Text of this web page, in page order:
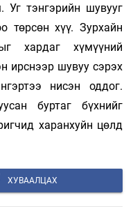
Уг тэнгэрийн шувууг
төрсөн хүү. Зурхайн
хардаг хүмүүний
ирснээр шувуу сэрэх
нисэн оддог.
буртаг бүхнийг
харанхуйн цөлд
ХУВААЛЦАХ